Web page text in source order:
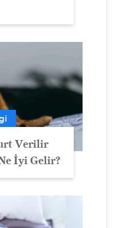
Verilir
İyi Gelir?